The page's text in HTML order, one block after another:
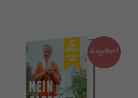
Angebot!